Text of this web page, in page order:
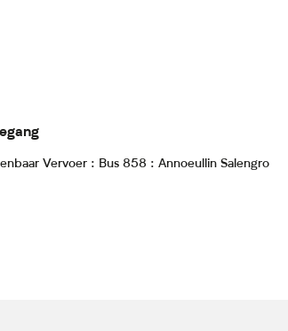
Vervoer : Bus 858 : Annoeullin Salengro